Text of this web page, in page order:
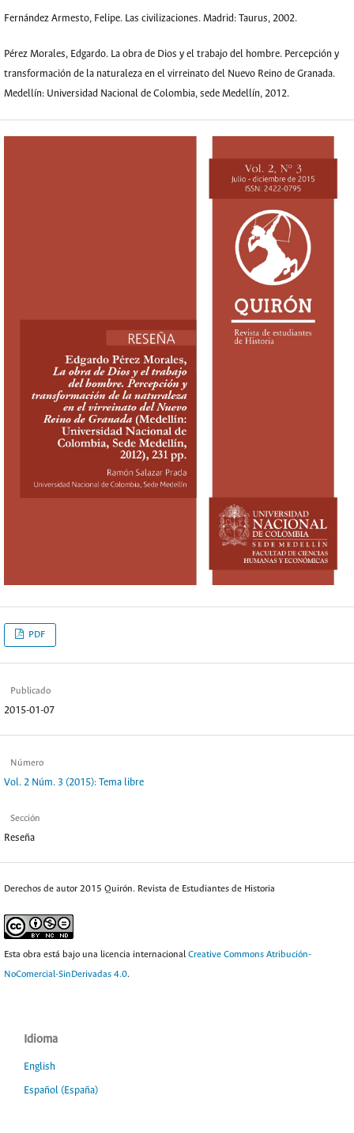
Fernández Armesto, Felipe. Las civilizaciones. Madrid: Taurus, 2002.
Pérez Morales, Edgardo. La obra de Dios y el trabajo del hombre. Percepción y
transformación de la naturaleza en el virreinato del Nuevo Reino de Granada.
Medellín: Universidad Nacional de Colombia, sede Medellín, 2012.
PDF
Publicado
2015-01-07
Número
Vol. 2 Núm. 3 (2015): Tema libre
Sección
Reseña
Derechos de autor 2015 Quirón. Revista de Estudiantes de Historia
Esta obra está bajo una licencia internacional Creative Commons Atribución-
NoComercial-SinDerivadas 4.0.
Idioma
English
Español (España)